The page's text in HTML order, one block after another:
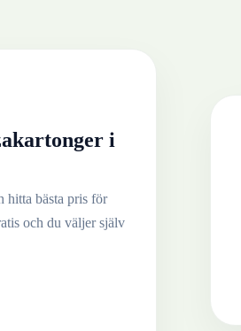
i
hitta bästa pris för
och du väljer själv